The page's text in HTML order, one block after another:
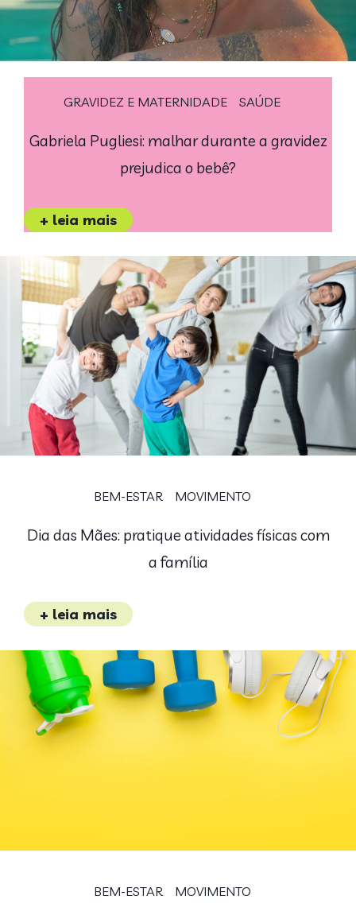
GRAVIDEZ E MATERNIDADE SAÚDE
Gabriela Pugliesi: malhar durante a gravidez
prejudica o bebê?
+ leia mais
BEM-ESTAR MOVIMENTO
Dia das Mães: pratique atividades físicas com
a família
+ leia mais
BEM-ESTAR MOVIMENTO